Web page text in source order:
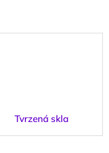
Tvrzená skla